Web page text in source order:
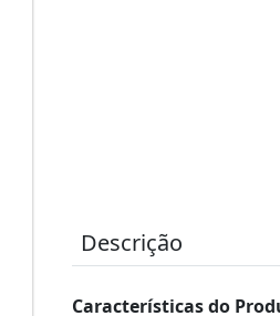
Descrição
Características do